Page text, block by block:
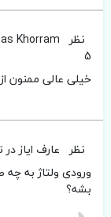
نظر Khorram
5
خیلی عالی ممنون
نظر عارف ایازدر تاریح
ورودی ولتاژ به
بشه؟